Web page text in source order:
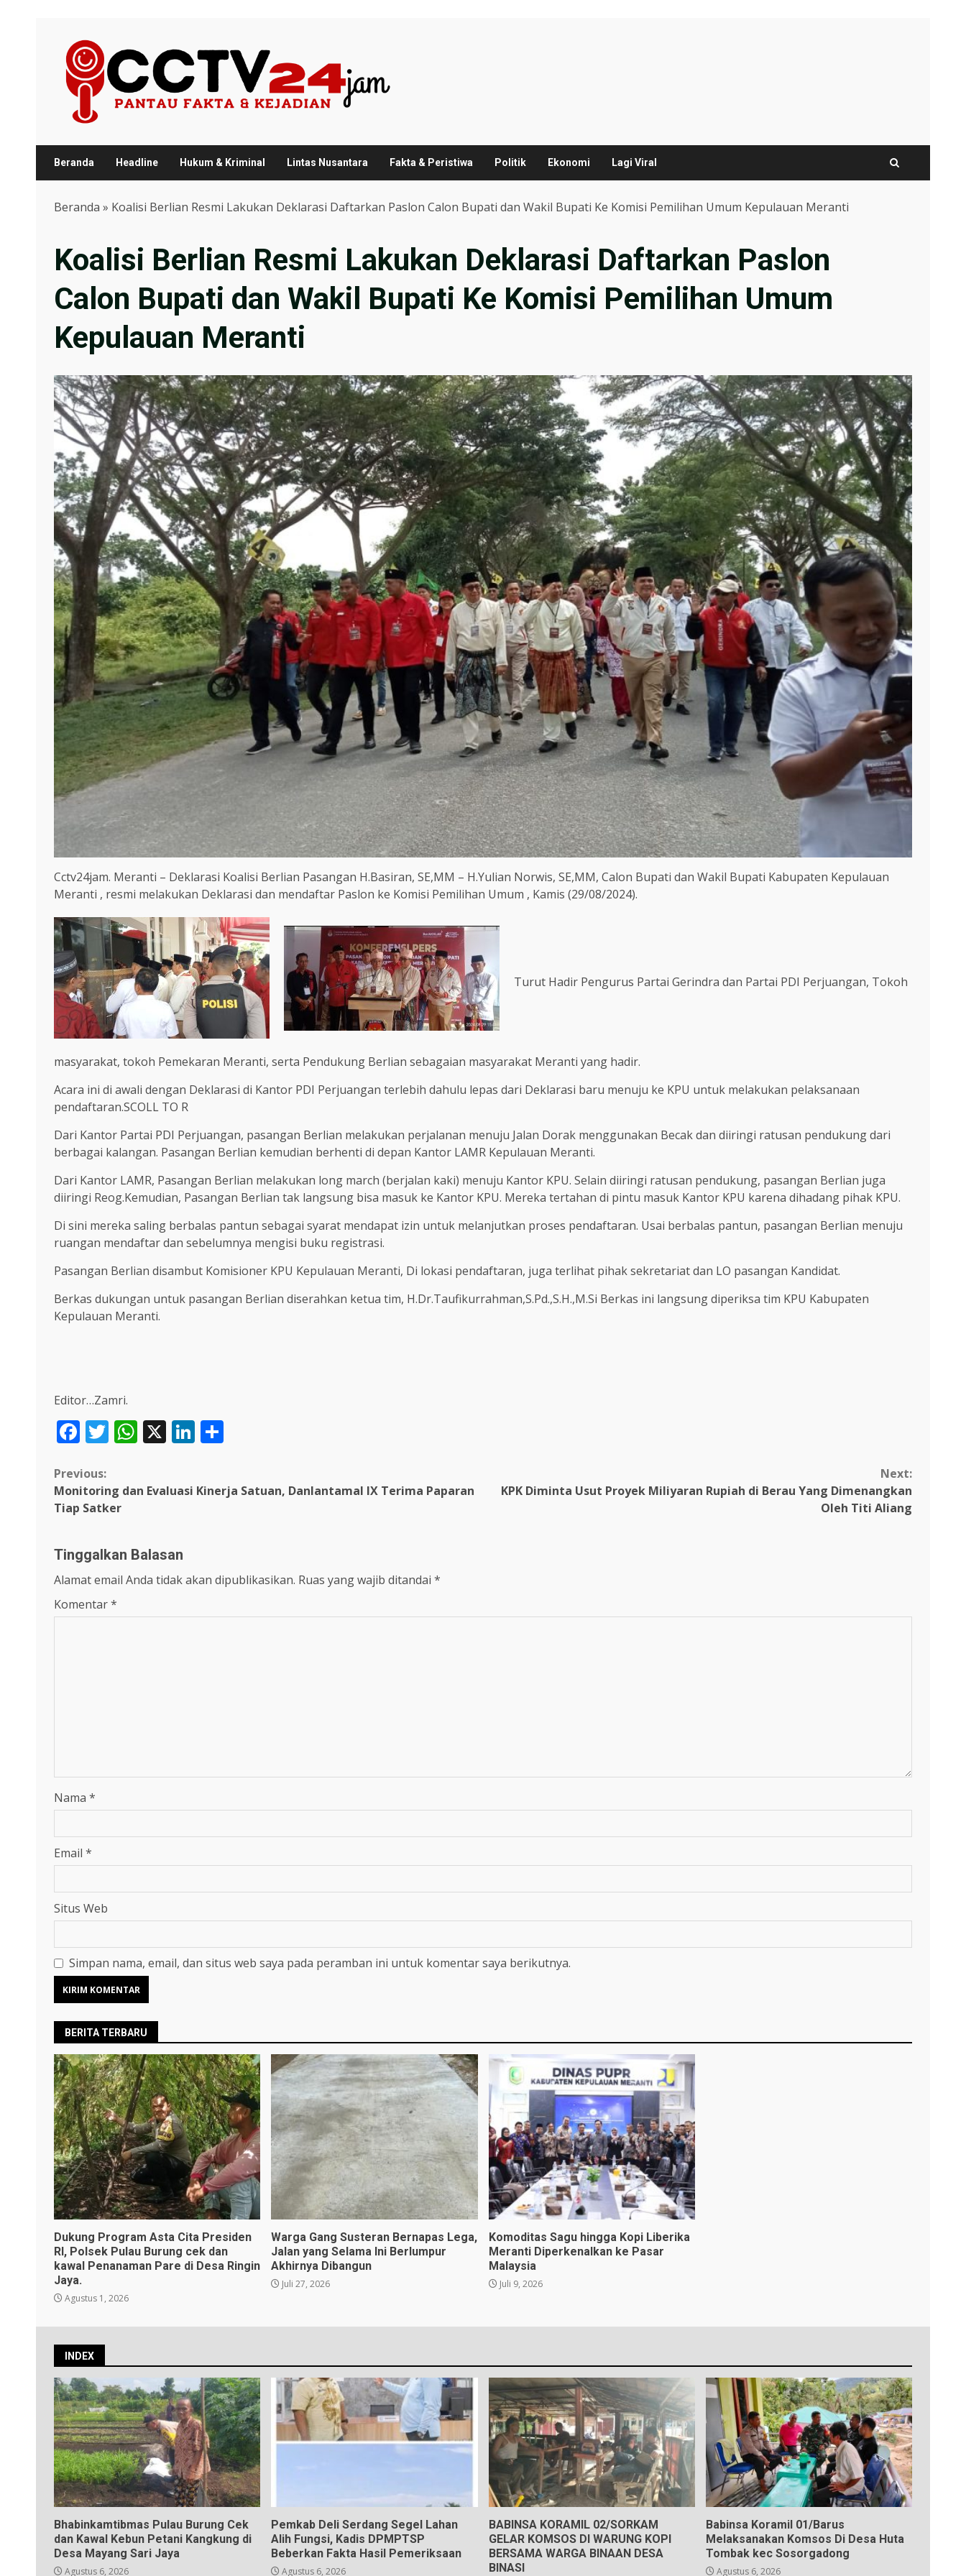
content
Beranda Headline Hukum & Kriminal Lintas Nusantara Fakta & Peristiwa Politik Ekonomi Lagi Viral
Beranda » Koalisi Berlian Resmi Lakukan Deklarasi Daftarkan Paslon Calon Bupati dan Wakil Bupati Ke Komisi Pemilihan Umum Kepulauan Meranti
Koalisi Berlian Resmi Lakukan Deklarasi Daftarkan Paslon
Calon Bupati dan Wakil Bupati Ke Komisi Pemilihan Umum
Kepulauan Meranti
Cctv24jam. Meranti – Deklarasi Koalisi Berlian Pasangan H.Basiran, SE,MM – H.Yulian Norwis, SE,MM, Calon Bupati dan Wakil Bupati Kabupaten Kepulauan
Meranti , resmi melakukan Deklarasi dan mendaftar Paslon ke Komisi Pemilihan Umum , Kamis (29/08/2024).
Turut Hadir Pengurus Partai Gerindra dan Partai PDI Perjuangan, Tokoh
masyarakat, tokoh Pemekaran Meranti, serta Pendukung Berlian sebagaian masyarakat Meranti yang hadir.
Acara ini di awali dengan Deklarasi di Kantor PDI Perjuangan terlebih dahulu lepas dari Deklarasi baru menuju ke KPU untuk melakukan pelaksanaan
pendaftaran.SCOLL TO R
Dari Kantor Partai PDI Perjuangan, pasangan Berlian melakukan perjalanan menuju Jalan Dorak menggunakan Becak dan diiringi ratusan pendukung dari
berbagai kalangan. Pasangan Berlian kemudian berhenti di depan Kantor LAMR Kepulauan Meranti.
Dari Kantor LAMR, Pasangan Berlian melakukan long march (berjalan kaki) menuju Kantor KPU. Selain diiringi ratusan pendukung, pasangan Berlian juga
diiringi Reog.Kemudian, Pasangan Berlian tak langsung bisa masuk ke Kantor KPU. Mereka tertahan di pintu masuk Kantor KPU karena dihadang pihak KPU.
Di sini mereka saling berbalas pantun sebagai syarat mendapat izin untuk melanjutkan proses pendaftaran. Usai berbalas pantun, pasangan Berlian menuju
ruangan mendaftar dan sebelumnya mengisi buku registrasi.
Pasangan Berlian disambut Komisioner KPU Kepulauan Meranti, Di lokasi pendaftaran, juga terlihat pihak sekretariat dan LO pasangan Kandidat.
Berkas dukungan untuk pasangan Berlian diserahkan ketua tim, H.Dr.Taufikurrahman,S.Pd.,S.H.,M.Si Berkas ini langsung diperiksa tim KPU Kabupaten
Kepulauan Meranti.
Editor…Zamri.
Facebook
Twitter
WhatsApp
X LinkedIn
Continue
Reading
Previous:
Monitoring dan Evaluasi Kinerja Satuan, Danlantamal IX Terima Paparan
Tiap Satker
Next:
KPK Diminta Usut Proyek Miliyaran Rupiah di Berau Yang Dimenangkan
Oleh Titi Aliang
Tinggalkan Balasan
Alamat email Anda tidak akan dipublikasikan. Ruas yang wajib ditandai *
Komentar*
Nama *
Email *
Situs Web
Simpan nama, email, dan situs web saya pada peramban ini untuk komentar saya berikutnya.
BERITA TERBARU
Dukung Program Asta Cita Presiden
RI, Polsek Pulau Burung cek dan
kawal Penanaman Pare di Desa Ringin
Jaya.
Agustus 1, 2026
Warga Gang Susteran Bernapas Lega,
Jalan yang Selama Ini Berlumpur
Akhirnya Dibangun
Juli 27, 2026
Komoditas Sagu hingga Kopi Liberika
Meranti Diperkenalkan ke Pasar
Malaysia
Juli 9, 2026
INDEX
Bhabinkamtibmas Pulau Burung Cek
dan Kawal Kebun Petani Kangkung di
Desa Mayang Sari Jaya
Agustus 6, 2026
Pemkab Deli Serdang Segel Lahan
Alih Fungsi, Kadis DPMPTSP
Beberkan Fakta Hasil Pemeriksaan
Agustus 6, 2026
BABINSA KORAMIL 02/SORKAM
GELAR KOMSOS DI WARUNG KOPI
BERSAMA WARGA BINAAN DESA
BINASI
Babinsa Koramil 01/Barus
Melaksanakan Komsos Di Desa Huta
Tombak kec Sosorgadong
Agustus 6, 2026